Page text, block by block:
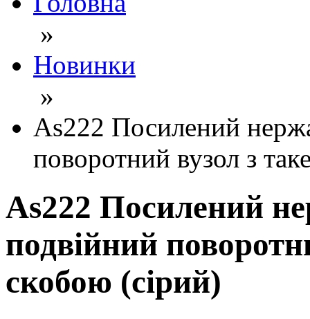
»
Новинки
»
As222 Посилений
поворотний вузол з
As222 Посилений
подвійний
скобою (сірий)